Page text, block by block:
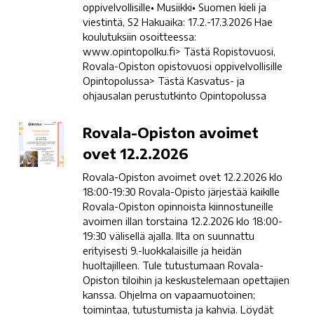
oppivelvollisille• Musiikki• Suomen kieli ja
viestintä, S2 Hakuaika: 17.2.-17.3.2026 Hae
koulutuksiin osoitteessa:
www.opintopolku.fi> Tästä Ropistovuosi,
Rovala-Opiston opistovuosi oppivelvollisille
Opintopolussa> Tästä Kasvatus- ja
ohjausalan perustutkinto Opintopolussa
Rovala-
Opiston
avoimet
Rovala-Opiston avoimet
ovet 12.2.2026
Rovala-Opiston avoimet ovet 12.2.2026 klo
18:00-19:30 Rovala-Opisto järjestää kaikille
Rovala-Opiston opinnoista kiinnostuneille
avoimen illan torstaina 12.2.2026 klo 18:00-
19:30 välisellä ajalla. Ilta on suunnattu
erityisesti 9.-luokkalaisille ja heidän
huoltajilleen. Tule tutustumaan Rovala-
Opiston tiloihin ja keskustelemaan opettajien
kanssa. Ohjelma on vapaamuotoinen;
toimintaa, tutustumista ja kahvia. Löydät